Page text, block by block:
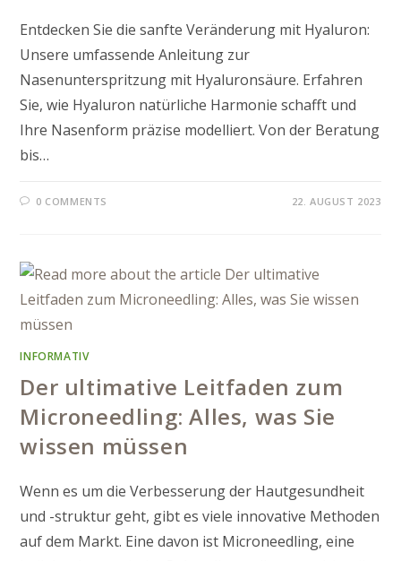
Entdecken Sie die sanfte Veränderung mit Hyaluron:
Unsere umfassende Anleitung zur
Nasenunterspritzung mit Hyaluronsäure. Erfahren
Sie, wie Hyaluron natürliche Harmonie schafft und
Ihre Nasenform präzise modelliert. Von der Beratung
bis…
0 COMMENTS 22. AUGUST 2023
INFORMATIV
Der ultimative Leitfaden zum
Microneedling: Alles, was Sie
wissen müssen
Wenn es um die Verbesserung der Hautgesundheit
und -struktur geht, gibt es viele innovative Methoden
auf dem Markt. Eine davon ist Microneedling, eine